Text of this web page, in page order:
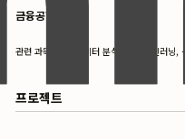
금융공학 석사
관련 과목: 고급 데이터 분석, 금융 머신러닝,
프로젝트